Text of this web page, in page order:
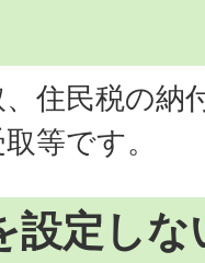
住民税の納
等です。
設定し